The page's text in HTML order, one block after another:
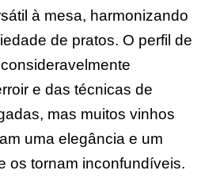
à mesa, harmonizando
de pratos. O perfil de
e das técnicas de
mas muitos vinhos
uma elegância e um
os tornam inconfundíveis.